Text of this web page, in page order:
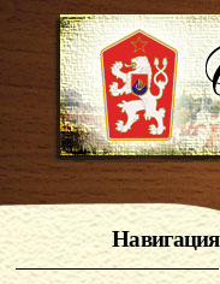
Навигация